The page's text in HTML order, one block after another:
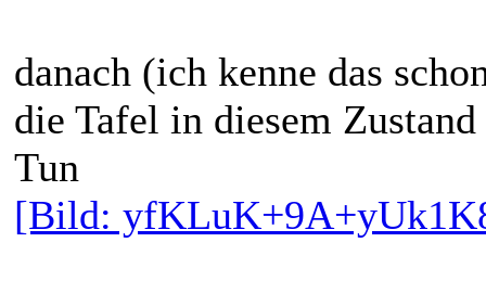
danach (ich kenne das
die Tafel in diesem
Tun
[Bild: